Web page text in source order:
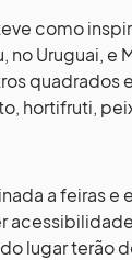
como
Uruguai, e
quadrados
hortifruti,
a feiras e
lugar terão